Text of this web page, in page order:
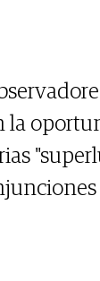
la